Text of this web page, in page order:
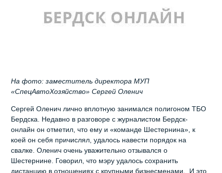
На фото: заместитель директора МУП
«СпецАвтоХозяйство» Сергей Оленич
Сергей Оленич лично вплотную занимался полигоном ТБО
Бердска. Недавно в разговоре с журналистом Бердск-
онлайн он отметил, что ему и «команде Шестернина», к
коей он себя причислял, удалось навести порядок на
свалке. Оленич очень уважительно отзывался о
Шестернине. Говорил, что мэру удалось сохранить
дистанцию в отношениях с крупными бизнесменами. И это